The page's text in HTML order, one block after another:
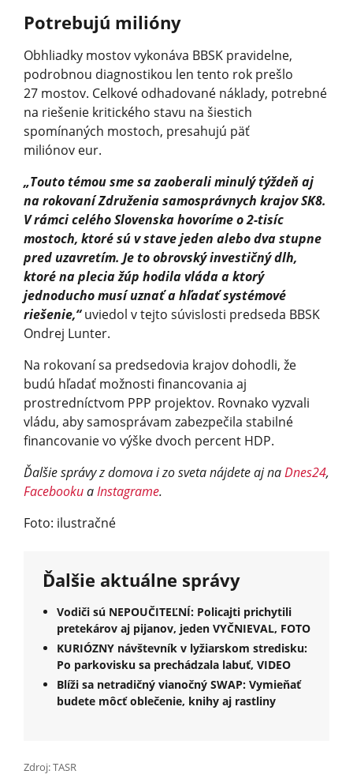
Potrebujú milióny
Obhliadky mostov vykonáva BBSK pravidelne,
podrobnou diagnostikou len tento rok prešlo
27 mostov. Celkové odhadované náklady, potrebné
na riešenie kritického stavu na šiestich
spomínaných mostoch, presahujú päť
miliónov eur.
„Touto témou sme sa zaoberali minulý týždeň aj
na rokovaní Združenia samosprávnych krajov SK8.
V rámci celého Slovenska hovoríme o 2-tisíc
mostoch, ktoré sú v stave jeden alebo dva stupne
pred uzavretím. Je to obrovský investičný dlh,
ktoré na plecia žúp hodila vláda a ktorý
jednoducho musí uznať a hľadať systémové
riešenie,“uviedol v tejto súvislosti predseda BBSK
Ondrej Lunter.
Na rokovaní sa predsedovia krajov dohodli, že
budú hľadať možnosti financovania aj
prostredníctvom PPP projektov. Rovnako vyzvali
vládu, aby samosprávam zabezpečila stabilné
financovanie vo výške dvoch percent HDP.
Ďalšie správy z domova i zo sveta nájdete aj naDnes24,
FacebookuaInstagrame.
Foto: ilustračné
Ďalšie aktuálne správy
Vodiči sú NEPOUČITEĽNÍ: Policajti prichytili
pretekárov aj pijanov, jeden VYČNIEVAL, FOTO
KURIÓZNY návštevník v lyžiarskom stredisku:
Po parkovisku sa prechádzala labuť, VIDEO
Blíži sa netradičný vianočný SWAP: Vymieňať
budete môcť oblečenie, knihy aj rastliny
Zdroj: TASR